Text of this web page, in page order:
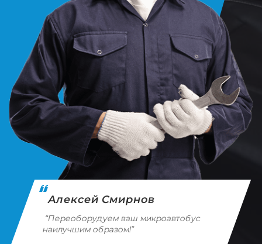
Алексей Смирнов
“Переоборудуем ваш микроавтобус
наилучшим образом!”